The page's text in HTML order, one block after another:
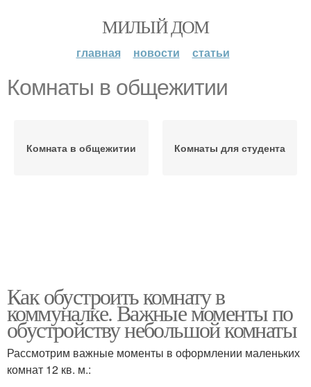
МИЛЫЙ ДОМ
главная новости статьи
Комнаты в общежитии
Комната в общежитии Комнаты для студента
Как обустроить комнату в
коммуналке. Важные моменты по
обустройству небольшой комнаты
Рассмотрим важные моменты в оформлении маленьких
комнат 12 кв. м.: